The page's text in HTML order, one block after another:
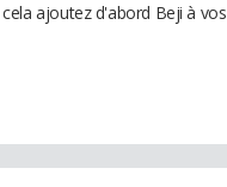
ajoutez d'abord Beji à vos